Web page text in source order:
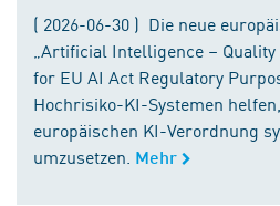
( 2026-06-30 ) Die neue
„Artificial Intelligence –
for EU AI Act Regulatory
Hochrisiko-KI-Systemen
europäischen KI-Verordnung
umzusetzen. Mehr